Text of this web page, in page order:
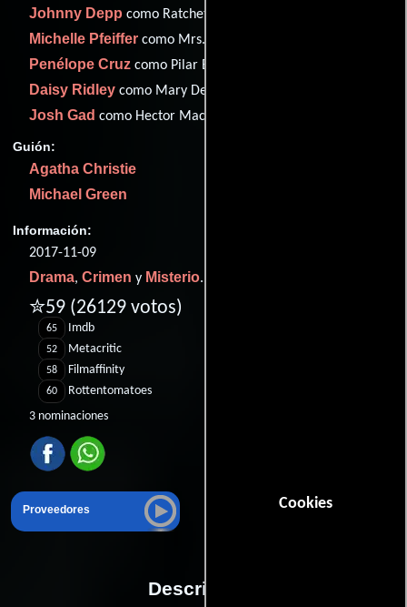
Cookies
Johnny Depp como Ratchett
Michelle Pfeiffer como Mrs. Hubbard
Penélope Cruz como Pilar Estravados
Daisy Ridley como Mary Debenham
Josh Gad como Hector MacQueen
Guión:
Agatha Christie
Michael Green
Información:
2017-11-09
Drama, Crimen y Misterio.
✮59 (26129 votos)
65 Imdb
52 Metacritic
58 Filmaffinity
60
Rottentomatoes
3 nominaciones
Proveedores
Descripción